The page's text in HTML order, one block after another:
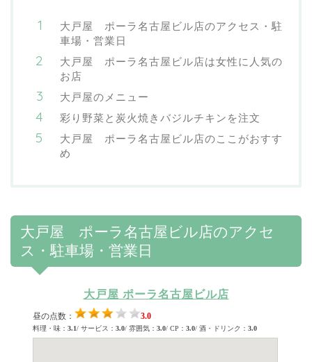
大戸屋 ポーラ名古屋ビル店のアクセス・駐
車場・営業日
大戸屋 ポーラ名古屋ビル店は女性に人気の
お店
大戸屋のメニュー
彩り野菜と炭火焼きバジルチキンを注文
大戸屋 ポーラ名古屋ビル店のここがおすす
め
大戸屋 ポーラ名古屋ビル店のアクセ
ス・駐車場・営業日
大戸屋 ポーラ名古屋ビル店